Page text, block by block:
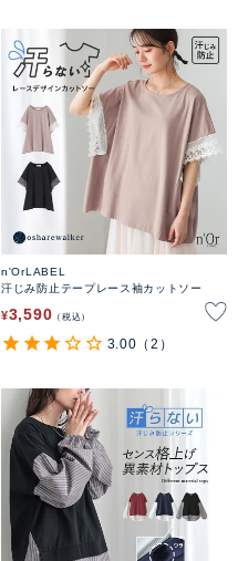
n'OrLABEL
汗じみ防止テープレース袖カットソー
¥3,590 税込
3.00 （2）